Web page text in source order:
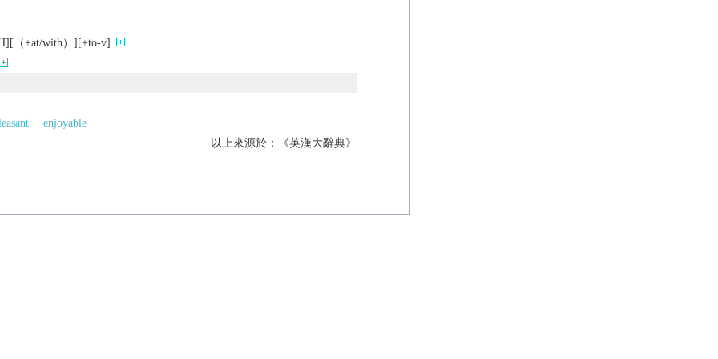
（+at/with）][+to-v]
enjoyable
以上來源於：《英漢大辭典》